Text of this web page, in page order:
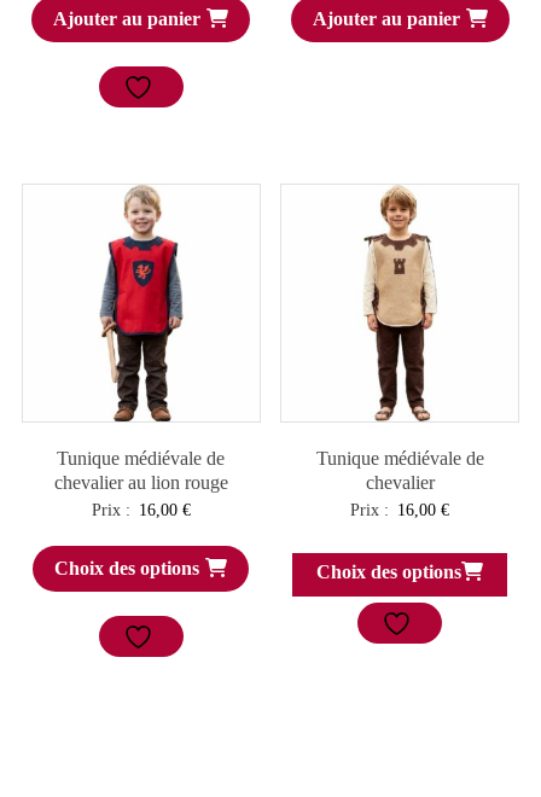
Ajouter au panier Ajouter au panier
Tunique médiévale de
chevalier au lion rouge
Prix : 16,00 €
Choix des options
Tunique médiévale de
chevalier
Prix : 16,00€
Choix des options